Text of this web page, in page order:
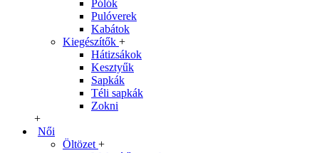
Pólók
Pulóverek
Kabátok
Kiegészítők +
Hátizsákok
Kesztyűk
Sapkák
Téli sapkák
Zokni
+
Női
Öltözet +